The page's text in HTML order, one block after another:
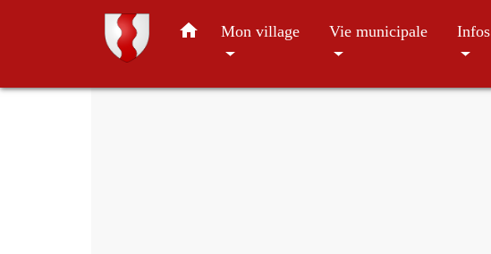
home Mon village Vie municipale